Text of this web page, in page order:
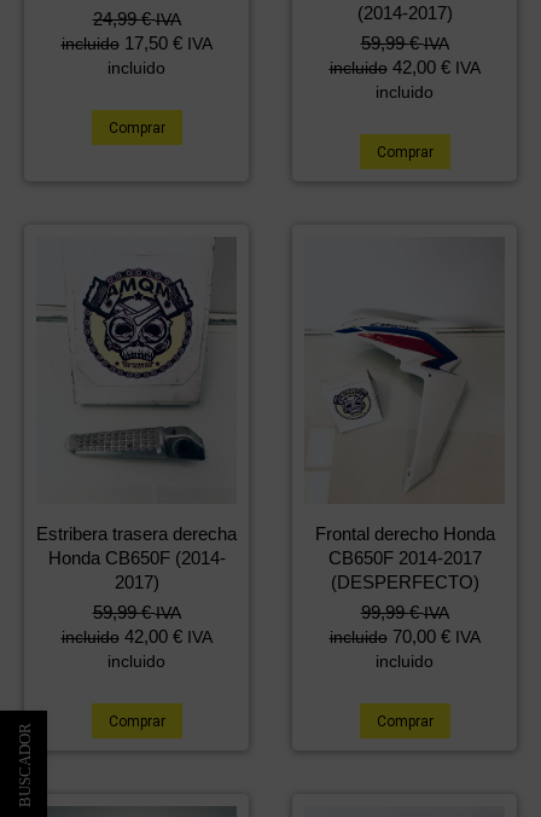
24,99€ IVA
incluido 17,50 € IVA
incluido
Comprar
(2014-2017)
59,99€ IVA
incluido 42,00 € IVA
incluido
Comprar
Estribera trasera derecha
Honda CB650F (2014-
2017)
59,99€ IVA
incluido 42,00 € IVA
incluido
Comprar
Frontal derecho Honda
CB650F 2014-2017
(DESPERFECTO)
99,99€ IVA
incluido 70,00 € IVA
incluido
Comprar